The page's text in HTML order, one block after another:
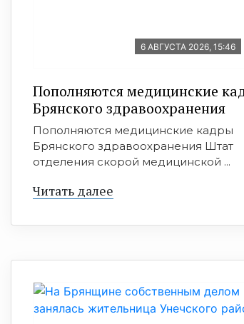
6 АВГУСТА 2026, 15:46
Пополняются медицинские
Брянского здравоохранения
Пополняются медицинские кадры
Брянского здравоохранения Штат
отделения скорой медицинской ...
Читать далее